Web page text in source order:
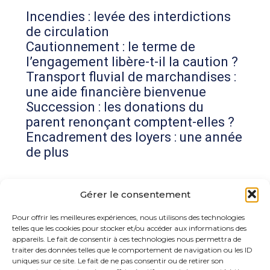
Gérer le consentement
Pour offrir les meilleures expériences, nous utilisons des technologies
telles que les cookies pour stocker et/ou accéder aux informations des
appareils. Le fait de consentir à ces technologies nous permettra de
traiter des données telles que le comportement de navigation ou les ID
uniques sur ce site. Le fait de ne pas consentir ou de retirer son
Incendies : levée des interdictions
de circulation
Cautionnement : le terme de
l’engagement libère-t-il la caution ?
Transport fluvial de marchandises :
une aide financière bienvenue
Succession : les donations du
parent renonçant comptent-elles ?
Encadrement des loyers : une année
de plus
Commentaires récents
Aucun commentaire à afficher.